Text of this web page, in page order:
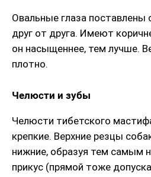
Овальные глаза поставлены
друг от друга. Имеют
он насыщеннее, тем лучше.
плотно.
Челюсти и зубы
Челюсти тибетского
крепкие. Верхние резцы
нижние, образуя тем самым
прикус (прямой тоже